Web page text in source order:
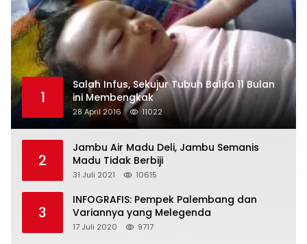
1
Salah Infus, Sekujur Tubuh Balita 11 Bulan
ini Membengkak
28 April 2016 11022
2
Jambu Air Madu Deli, Jambu Semanis
Madu Tidak Berbiji
31 Juli 2021 10615
3
INFOGRAFIS: Pempek Palembang dan
Variannya yang Melegenda
17 Juli 2020 9717